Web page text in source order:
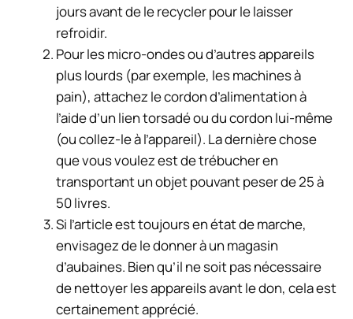
jours avant de le recycler pour le laisser
refroidir.
Pour les micro-ondes ou d’autres appareils
plus lourds (par exemple, les machines à
pain), attachez le cordon d’alimentation à
l’aide d’un lien torsadé ou du cordon lui-même
(ou collez-le à l’appareil). La dernière chose
que vous voulez est de trébucher en
transportant un objet pouvant peser de 25 à
50 livres.
Si l’article est toujours en état de marche,
envisagez de le donner à un magasin
d’aubaines. Bien qu’il ne soit pas nécessaire
de nettoyer les appareils avant le don, cela est
certainement apprécié.